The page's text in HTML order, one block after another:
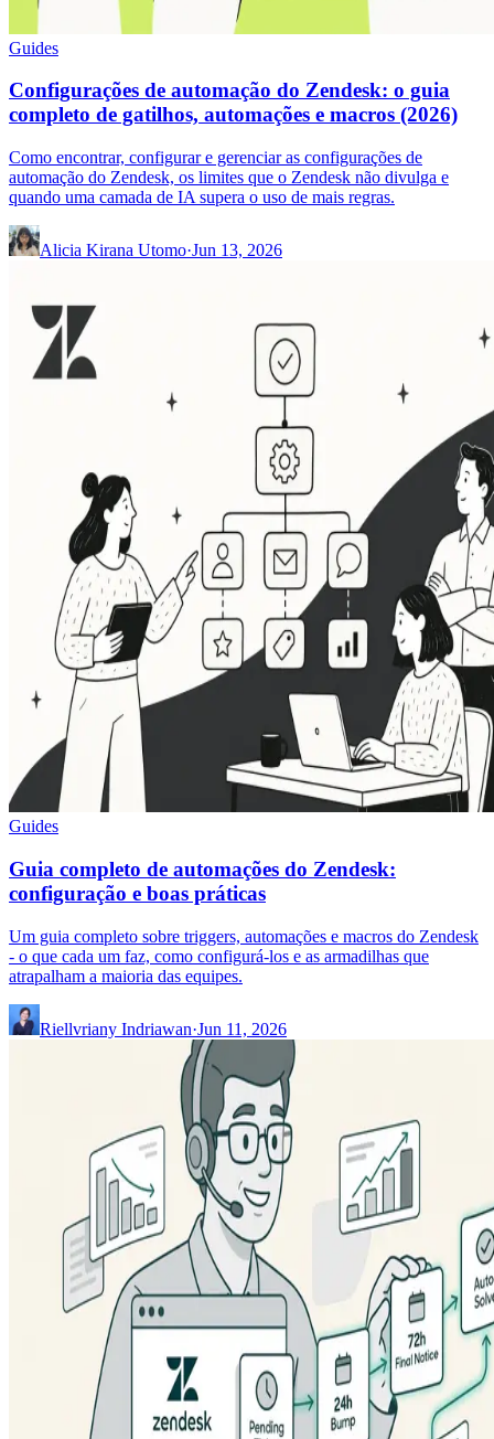
Guides
Configurações de automação do Zendesk: o guia
completo de gatilhos, automações e macros (2026)
Como encontrar, configurar e gerenciar as configurações de
automação do Zendesk, os limites que o Zendesk não divulga e
quando uma camada de IA supera o uso de mais regras.
Alicia Kirana Utomo·Jun 13, 2026
Guides
Guia completo de automações do Zendesk:
configuração e boas práticas
Um guia completo sobre triggers, automações e macros do Zendesk
- o que cada um faz, como configurá-los e as armadilhas que
atrapalham a maioria das equipes.
Riellvriany Indriawan·Jun 11, 2026